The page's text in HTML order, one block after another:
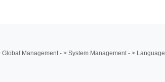
Management - > System Management - > Language